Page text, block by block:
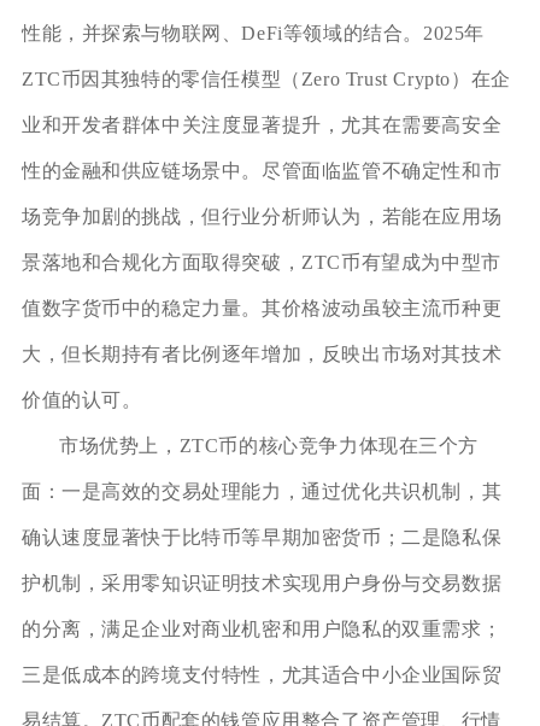
性能，并探索与物联网、DeFi等领域的结合。2025年
ZTC币因其独特的零信任模型（Zero Trust Crypto）在企
业和开发者群体中关注度显著提升，尤其在需要高安全
性的金融和供应链场景中。尽管面临监管不确定性和市
场竞争加剧的挑战，但行业分析师认为，若能在应用场
景落地和合规化方面取得突破，ZTC币有望成为中型市
值数字货币中的稳定力量。其价格波动虽较主流币种更
大，但长期持有者比例逐年增加，反映出市场对其技术
价值的认可。
市场优势上，ZTC币的核心竞争力体现在三个方
面：一是高效的交易处理能力，通过优化共识机制，其
确认速度显著快于比特币等早期加密货币；二是隐私保
护机制，采用零知识证明技术实现用户身份与交易数据
的分离，满足企业对商业机密和用户隐私的双重需求；
三是低成本的跨境支付特性，尤其适合中小企业国际贸
易结算。ZTC币配套的钱管应用整合了资产管理、行情